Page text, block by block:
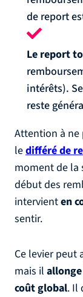
de report
Le report
intérêts).
reste
Attention à ne
ledifféré de
moment de la
début des
intervienten
sentir.
Ce levier peut
mais il
coût global. Il